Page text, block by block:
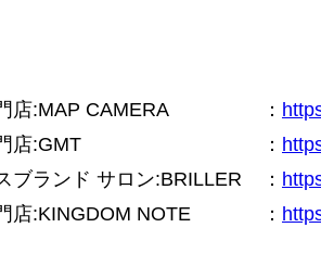
店:MAP CAMERA ：
店:GMT
：
ブランド サロン:BRILLER
：
店:KINGDOM NOTE
：